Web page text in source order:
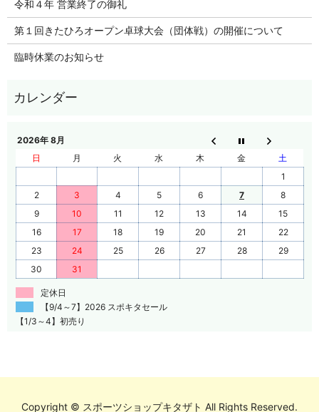
令和４年 営業終了の御礼
第１回きたひろオープン卓球大会（団体戦）の開催について
臨時休業のお知らせ
2026年 8月
日
月 火 水 木 金
土
1
2
3 4 5 6 7
8
9
10 11 12 13 14
15
16
17 18 19 20 21
22
23
24 25 26 27 28
29
30
31
定休日
【9/4～7】2026 スポキタセール
【1/3～4】初売り
Copyright © スポーツショップキタザト All Rights Reserved.